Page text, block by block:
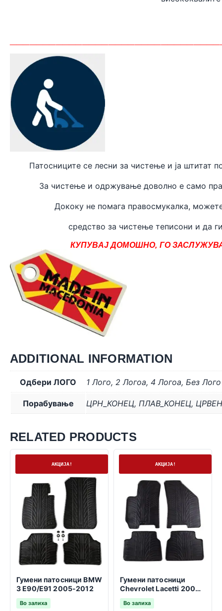
Патосниците се лесни за чистење и ја штитат
За чистење и одржување доволно е само
Дококу не помага правосмукалка,
средство за чистење теписони и да
КУПУВАЈ ДОМОШНО, ГО
ADDITIONAL INFORMATION
Одбери ЛОГО 1 Лого, 2 Логоa, 4 Логоa, Без Лого
Порабување ЦРН_КОНЕЦ, ПЛАВ_КОНЕЦ,
RELATED PRODUCTS
АКЦИЈА!
Гумени патосници BMW
3 E90/E91 2005-2012
Во залиха
АКЦИЈА!
Гумени патосници
Chevrolet Lacetti 2004-
2010
Во залиха